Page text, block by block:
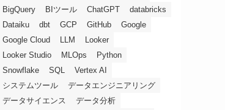
BigQuery
BIツール ChatGPT
databricks
Dataiku
dbt GCP GitHub
Google
Google Cloud
LLM
Looker
Looker Studio
MLOps
Python
Snowflake
SQL
Vertex AI
システムツール
データエンジニアリング
データサイエンス
データ分析